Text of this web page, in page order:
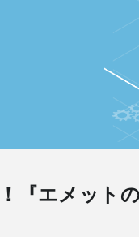
『エメットの